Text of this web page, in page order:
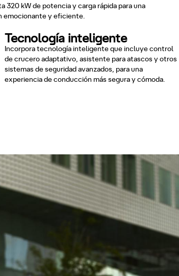
320 kW de potencia y carga rápida para una
emocionante y eficiente.
Tecnología inteligente
Incorpora tecnología inteligente que incluye control
de crucero adaptativo, asistente para atascos y otros
sistemas de seguridad avanzados, para una
experiencia de conducción más segura y cómoda.